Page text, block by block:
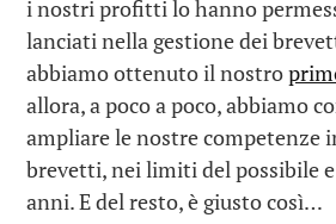
i nostri profitti lo hanno
lanciati nella gestione dei
abbiamo ottenuto il nostro
allora, a poco a poco, abbiamo
ampliare le nostre competenze
brevetti, nei limiti del possibile
anni. E del resto, è giusto così…